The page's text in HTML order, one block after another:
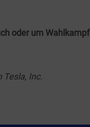
oder um
Inc.